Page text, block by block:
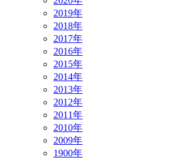
2019年
2018年
2017年
2016年
2015年
2014年
2013年
2012年
2011年
2010年
2009年
1900年